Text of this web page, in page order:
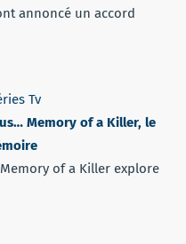
annoncé un accord
Tv
Memory of a Killer, le
of a Killer explore